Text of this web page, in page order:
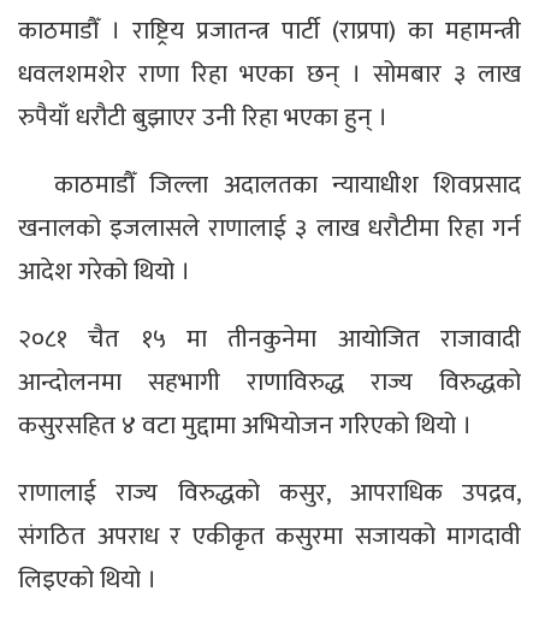
काठमाडौँ । राष्ट्रिय प्रजातन्त्र पार्टी (राप्रपा) का महामन्त्री
धवलशमशेर राणा रिहा भएका छन् । सोमबार ३ लाख
रुपैयाँ धरौटी बुझाएर उनी रिहा भएका हुन् ।
काठमाडौँ जिल्ला अदालतका न्यायाधीश शिवप्रसाद
खनालको इजलासले राणालाई ३ लाख धरौटीमा रिहा गर्न
आदेश गरेको थियो ।
२०८१ चैत १५ मा तीनकुनेमा आयोजित राजावादी
आन्दोलनमा सहभागी राणाविरुद्ध राज्य विरुद्धको
कसुरसहित ४ वटा मुद्दामा अभियोजन गरिएको थियो ।
राणालाई राज्य विरुद्धको कसुर, आपराधिक उपद्रव,
संगठित अपराध र एकीकृत कसुरमा सजायको मागदावी
लिइएको थियो ।